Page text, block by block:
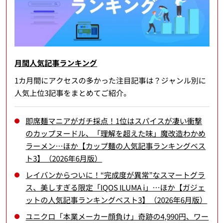
月間人気記事ランキング
1カ月間にアクセスの多かった注目記事は？ジャンル別に
人気上位3記事をまとめてご紹介。
即席麺マニアがガチ採点！1位はスパイスが凄い衝撃
のカップヌードル、「理解を超えた味」魔改造わかめ
ラーメン…ほか【カップ麺の人気記事ランキングベス
ト3】（2026年6月版）
レイバンからついに！“完成度が異常”なスマートグラ
ス、美しすぎる限定「IQOS ILUMA i」…ほか【ガジェ
ットの人気記事ランキングベスト3】（2026年6月版）
ユニクロ「本業メーカー顔負け」奇跡の4,990円、ワー